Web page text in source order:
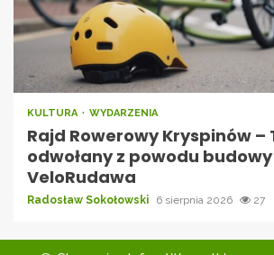
KULTURA WYDARZENIA
Rajd Rowerowy Kryspinów –
odwołany z powodu
VeloRudawa
Radosław Sokołowski 6 sierpnia 2026 27